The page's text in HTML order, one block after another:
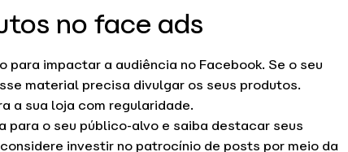
no face ads
impactar a audiência no Facebook. Se o seu
material precisa divulgar os seus produtos.
a sua loja com regularidade.
para o seu público-alvo e saiba destacar seus
investir no patrocínio de posts por meio da